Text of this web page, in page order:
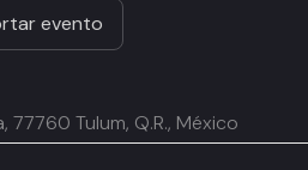
evento
77760 Tulum, Q.R., México